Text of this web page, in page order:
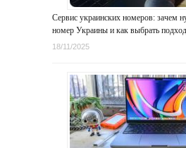
Сервис украинских номеров: зачем
номер Украины и как выбрать
18/11/2025